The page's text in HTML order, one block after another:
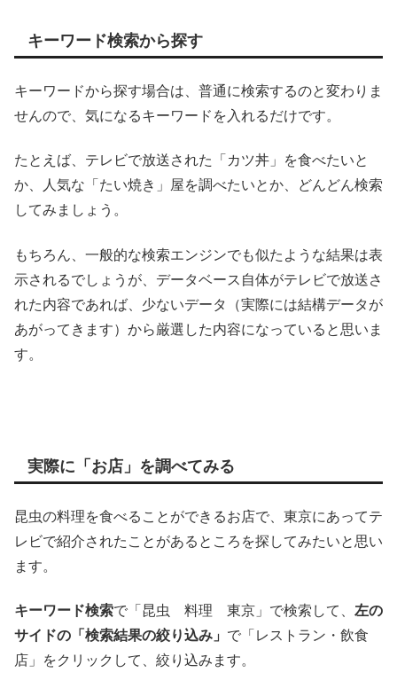
キーワード検索から探す
キーワードから探す場合は、普通に検索するのと変わりま
せんので、気になるキーワードを入れるだけです。
たとえば、テレビで放送された「カツ丼」を食べたいと
か、人気な「たい焼き」屋を調べたいとか、どんどん検索
してみましょう。
もちろん、一般的な検索エンジンでも似たような結果は表
示されるでしょうが、データベース自体がテレビで放送さ
れた内容であれば、少ないデータ（実際には結構データが
あがってきます）から厳選した内容になっていると思いま
す。
実際に「お店」を調べてみる
昆虫の料理を食べることができるお店で、東京にあってテ
レビで紹介されたことがあるところを探してみたいと思い
ます。
キーワード検索で「昆虫 料理 東京」で検索して、 左の
サイドの「検索結果の絞り込み」 で「レストラン・飲食
店」をクリックして、絞り込みます。